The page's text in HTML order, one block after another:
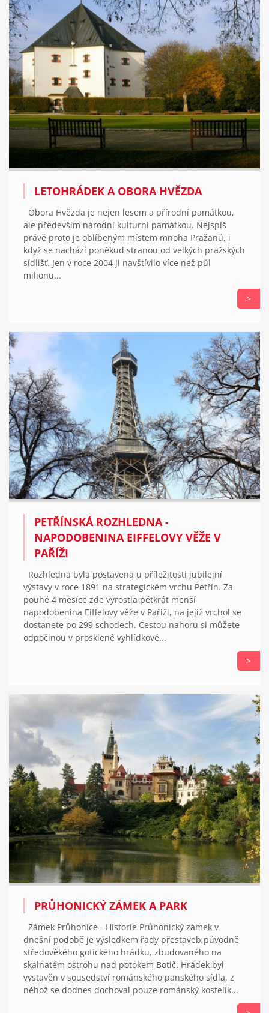
LETOHRÁDEK A OBORA HVĚZDA
Obora Hvězda je nejen lesem a přírodní památkou,
ale především národní kulturní památkou. Nejspíš
právě proto je oblíbeným místem mnoha Pražanů, i
když se nachází poněkud stranou od velkých pražských
sídlišť. Jen v roce 2004 ji navštívilo více než půl
milionu...
>
PETŘÍNSKÁ ROZHLEDNA -
NAPODOBENINA EIFFELOVY VĚŽE V
PAŘÍŽI
Rozhledna byla postavena u příležitosti jubilejní
výstavy v roce 1891 na strategickém vrchu Petřín. Za
pouhé 4 měsíce zde vyrostla pětkrát menší
napodobenina Eiffelovy věže v Paříži, na jejíž vrchol se
dostanete po 299 schodech. Cestou nahoru si můžete
odpočinou v prosklené vyhlídkové...
>
PRŮHONICKÝ ZÁMEK A PARK
Zámek Průhonice - Historie Průhonický zámek v
dnešní podobě je výsledkem řady přestaveb původně
středověkého gotického hrádku, zbudovaného na
skalnatém ostrohu nad potokem Botič. Hrádek byl
vystavěn v sousedství románského panského sídla, z
něhož se dodnes dochoval pouze románský kostelík...